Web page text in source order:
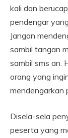
kali dan
pendengar
Jangan
sambil tangan
sambil sms an.
orang yang
mendengarkan
Disela-sela
peserta yang